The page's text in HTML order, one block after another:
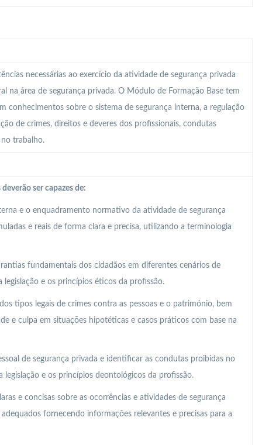
necessárias ao exercício da atividade de segurança privada
na área de segurança privada. O Módulo de Formação Base tem
conhecimentos sobre o sistema de segurança interna, a regulação
de crimes, direitos e deveres dos profissionais, condutas
no trabalho.
ser capazes de:
e o enquadramento normativo da atividade de segurança
e reais de forma clara e precisa, utilizando a terminologia
fundamentais dos cidadãos em diferentes cenários de
e os princípios éticos da profissão.
tipos legais de crimes contra as pessoas e o património, bem
e culpa em situações hipotéticas e casos práticos com base na
de segurança privada e identificar as condutas proibidas no
e os princípios deontológicos da profissão.
e concisas sobre as ocorrências e atividades de segurança
fornecendo informações relevantes e precisas para a